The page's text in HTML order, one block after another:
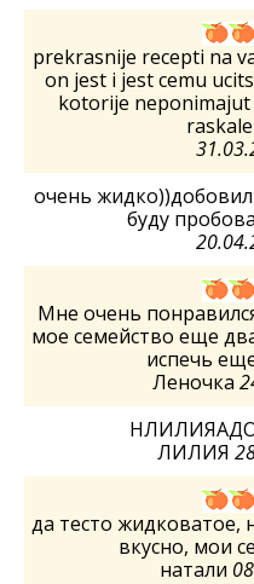
prekrasnije recepti na
on jest i jest cemu
kotorije
очень
буду
Мне очень
мое семейство еще
испечь
Леночка
ЛИЛИЯ
да тесто жидковатое,
вкусно, мои
натали